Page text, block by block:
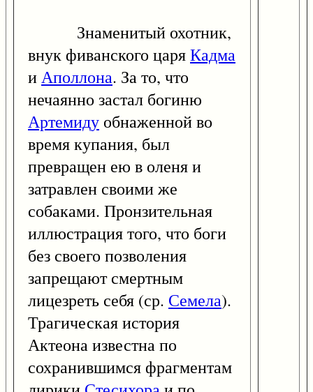
Знаменитый охотник,
внук фиванского царяКадма
иАполлона. За то, что
нечаянно застал богиню
Артемиду обнаженной во
время купания, был
превращен ею в оленя и
затравлен своими же
собаками. Пронзительная
иллюстрация того, что боги
без своего позволения
запрещают смертным
лицезреть себя (ср. Семела).
Трагическая история
Актеона известна по
сохранившимся фрагментам